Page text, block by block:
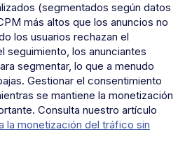
(segmentados según datos
más altos que los anuncios no
los usuarios rechazan el
seguimiento, los anunciantes
segmentar, lo que a menudo
Gestionar el consentimiento
se mantiene la monetización
Consulta nuestro artículo
la monetización del tráfico sin